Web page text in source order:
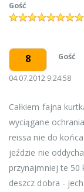
Gość
8 Gość
04.07.2012 9:24:58
Całkiem fajna
wyciągane
reissa nie do
jeździe nie
przynajmniej te 50
deszcz dobra -